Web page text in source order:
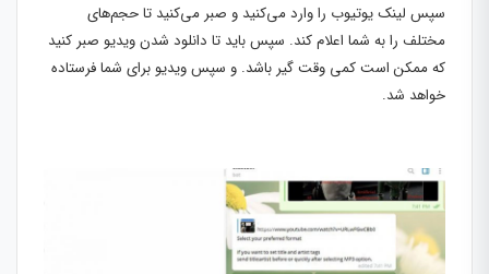
سپس لینک یوتیوب را وارد می‌کنید و صبر می‌کنید تا حجم‌های
مختلف را به شما اعلام کند. سپس باید تا دانلود شدن ویدیو صبر کنید
که ممکن است کمی وقت گیر باشد. و سپس ویدیو برای شما فرستاده
خواهد شد.